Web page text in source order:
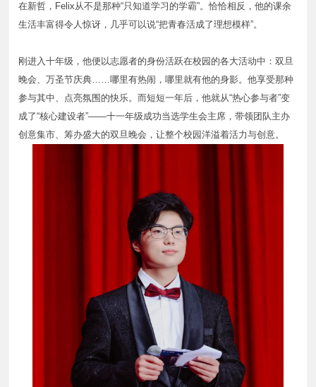
在新哲，Felix从不是那种“只知道学习的学霸”。恰恰相反，他的课余
生活丰富得令人惊讶，几乎可以说“把青春活成了理想模样”。
刚进入十年级，他便以志愿者的身份活跃在校园的各大活动中：双旦
晚会、万圣节庆典……哪里有热闹，哪里就有他的身影。他享受那种
参与其中、点亮氛围的快乐。而短短一年后，他就从“热心参与者”变
成了“核心建设者”——十一年级成功当选学生会主席，带领团队主办
创意集市、筹办盛大的双旦晚会，让整个校园洋溢着活力与创意。